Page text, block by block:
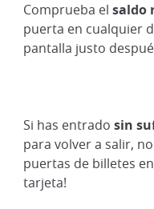
Comprueba el saldo
puerta en cualquier
pantalla justo
Si has entrado sin
para volver a salir,
puertas de billetes
tarjeta!